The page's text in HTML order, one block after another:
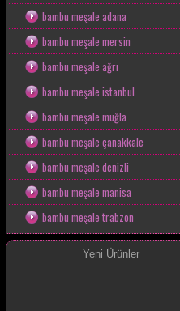
bambu meşale adana
bambu meşale mersin
bambu meşale ağrı
bambu meşale istanbul
bambu meşale muğla
bambu meşale çanakkale
bambu meşale denizli
bambu meşale manisa
bambu meşale trabzon
Yeni Ürünler